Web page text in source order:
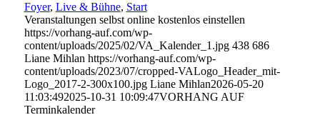
Foyer, Live & Bühne, Start
Veranstaltungen selbst online kostenlos einstellen
https://vorhang-auf.com/wp-
content/uploads/2025/02/VA_Kalender_1.jpg 438 686
Liane Mihlan https://vorhang-auf.com/wp-
content/uploads/2023/07/cropped-VALogo_Header_mit-
Logo_2017-2-300x100.jpg Liane Mihlan2026-05-20
11:03:492025-10-31 10:09:47VORHANG AUF
Terminkalender